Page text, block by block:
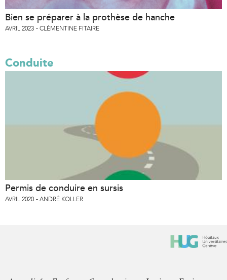
Bien se préparer à la prothèse de hanche
AVRIL 2023 CLÉMENTINE FITAIRE
Conduite
Permis de conduire en sursis
AVRIL 2020 ANDRÉ KOLLER